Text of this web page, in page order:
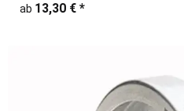
ab 13,30 € *